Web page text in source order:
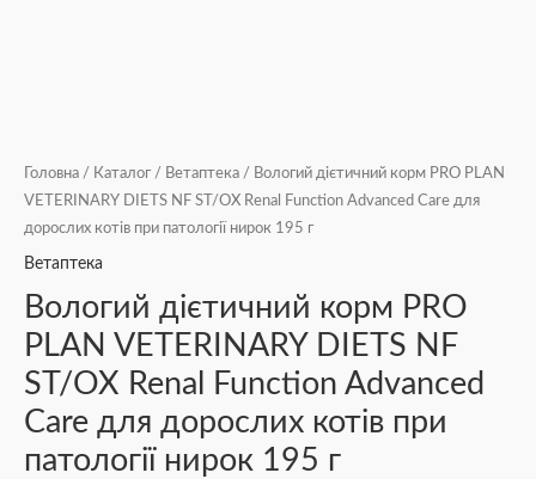
Головна / Каталог / Ветаптека / Вологий дієтичний корм PRO PLAN
VETERINARY DIETS NF ST/OX Renal Function Advanced Care для
дорослих котів при патології нирок 195 г
Ветаптека
Вологий дієтичний корм PRO
PLAN VETERINARY DIETS NF
ST/OX Renal Function Advanced
Care для дорослих котів при
патології нирок 195 г